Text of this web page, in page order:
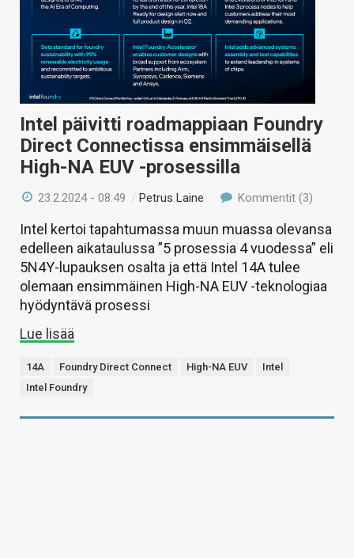
VAIHDA TEEMA
HAKU
Intel päivitti roadmappiaan Foundry
Direct Connectissa ensimmäisellä
High-NA EUV -prosessilla
23.2.2024 - 08:49 /Petrus Laine Kommentit (3)
Intel kertoi tapahtumassa muun muassa olevansa
edelleen aikataulussa ”5 prosessia 4 vuodessa” eli
5N4Y-lupauksen osalta ja että Intel 14A tulee
olemaan ensimmäinen High-NA EUV -teknologiaa
hyödyntävä prosessi
Lue lisää
14A Foundry Direct Connect High-NA EUV
Intel
Intel Foundry